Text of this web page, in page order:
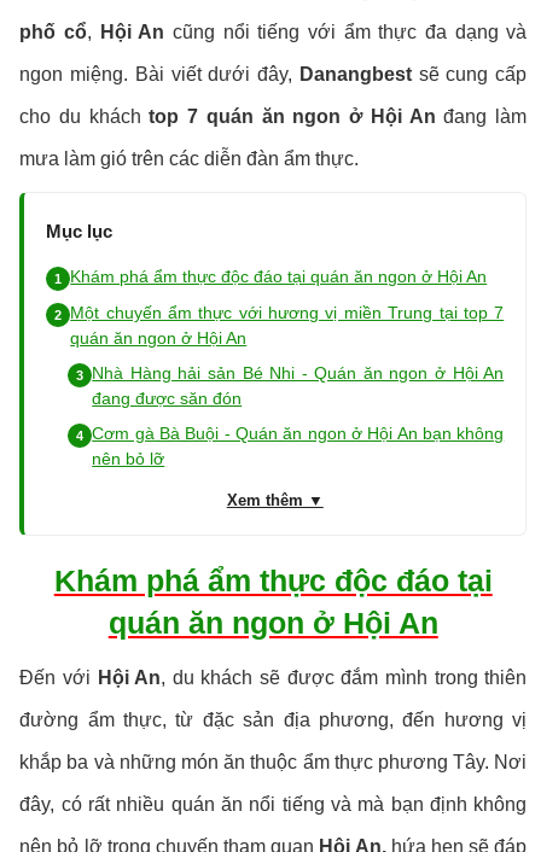
phố cổ, Hội An cũng nổi tiếng với ẩm thực đa dạng và
ngon miệng. Bài viết dưới đây, Danangbestsẽ cung cấp
cho du kháchtop 7 quán ăn ngon ở Hội An đang làm
mưa làm gió trên các diễn đàn ẩm thực.
Mục lục
Khám phá ẩm thực độc đáo tại quán ăn ngon ở Hội An
Một chuyến ẩm thực với hương vị miền Trung tại top 7
quán ăn ngon ở Hội An
Nhà Hàng hải sản Bé Nhi - Quán ăn ngon ở Hội An
đang được săn đón
Cơm gà Bà Buội - Quán ăn ngon ở Hội An bạn không
nên bỏ lỡ
Xem thêm ▼
Khám phá ẩm thực độc đáo tại
quán ăn ngon ở Hội An
Đến với Hội An, du khách sẽ được đắm mình trong thiên
đường ẩm thực, từ đặc sản địa phương, đến hương vị
khắp ba và những món ăn thuộc ẩm thực phương Tây. Nơi
đây, có rất nhiều quán ăn nổi tiếng và mà bạn định không
nên bỏ lỡ trong chuyến tham quan Hội An,hứa hẹn sẽ đáp